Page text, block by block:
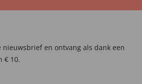
nieuwsbrief en ontvang als dank een
€ 10.